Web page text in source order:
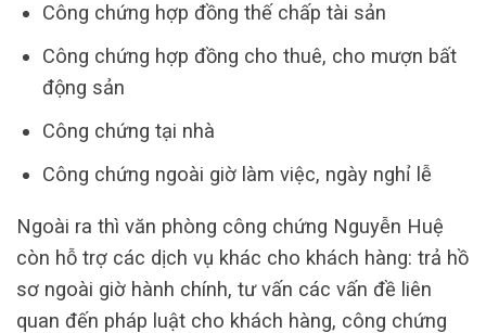
Công chứng hợp đồng thế chấp tài sản
Công chứng hợp đồng cho thuê, cho mượn bất
động sản
Công chứng tại nhà
Công chứng ngoài giờ làm việc, ngày nghỉ lễ
Ngoài ra thì văn phòng công chứng Nguyễn Huệ
còn hỗ trợ các dịch vụ khác cho khách hàng: trả hồ
sơ ngoài giờ hành chính, tư vấn các vấn đề liên
quan đến pháp luật cho khách hàng, công chứng